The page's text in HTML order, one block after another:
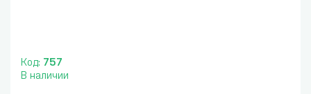
Код: 757
В наличии